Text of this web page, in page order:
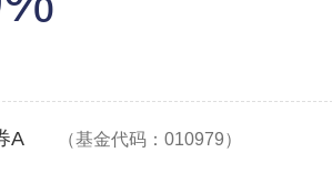
A （基金代码：010979）